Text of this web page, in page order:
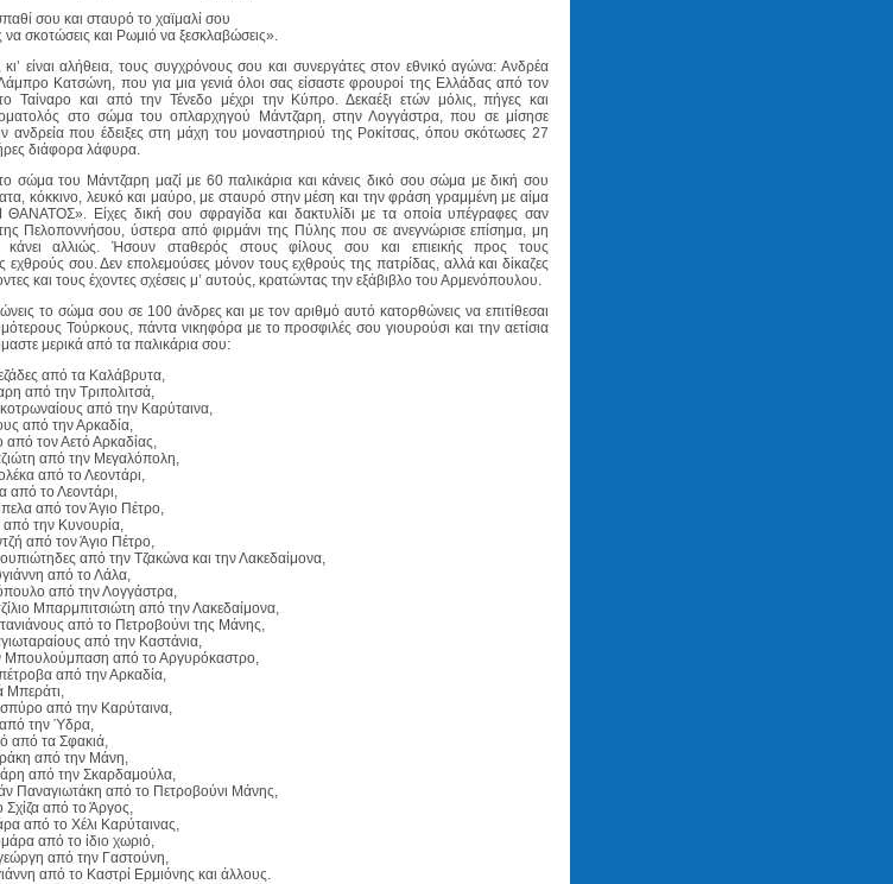
σου και σταυρό το χαϊμαλί σου
να σκοτώσεις και Ρωμιό να ξεσκλαβώσεις».
είναι αλήθεια, τους συγχρόνους σου και συνεργάτες στον εθνικό αγώνα: Ανδρέα
Κατσώνη, που για μια γενιά όλοι σας είσαστε φρουροί της Ελλάδας από τον
Ταίναρο και από την Τένεδο μέχρι την Κύπρο. Δεκαέξι ετών μόλις, πήγες και
στο σώμα του οπλαρχηγού Μάντζαρη, στην Λογγάστρα, που σε μίσησε
ανδρεία που έδειξες στη μάχη του μοναστηριού της Ροκίτσας, όπου σκότωσες 27
διάφορα λάφυρα.
σώμα του Μάντζαρη μαζί με 60 παλικάρια και κάνεις δικό σου σώμα με δική σου
κόκκινο, λευκό και μαύρο, με σταυρό στην μέση και την φράση γραμμένη με αίμα
Είχες δική σου σφραγίδα και δακτυλίδι με τα οποία υπέγραφες σαν
Πελοποννήσου, ύστερα από φιρμάνι της Πύλης που σε ανεγνώρισε επίσημα, μη
αλλιώς. Ήσουν σταθερός στους φίλους σου και επιεικής προς τους
εχθρούς σου. Δεν επολεμούσες μόνον τους εχθρούς της πατρίδας, αλλά και δίκαζες
και τους έχοντες σχέσεις μ’ αυτούς, κρατώντας την εξάβιβλο του Αρμενόπουλου.
το σώμα σου σε 100 άνδρες και με τον αριθμό αυτό κατορθώνεις να επιτίθεσαι
Τούρκους, πάντα νικηφόρα με το προσφιλές σου γιουρούσι και την αετίσια
μερικά από τα παλικάρια σου:
από τα Καλάβρυτα,
από την Τριπολιτσά,
από την Καρύταινα,
από την Αρκαδία,
από τον Αετό Αρκαδίας,
από την Μεγαλόπολη,
από το Λεοντάρι,
από το Λεοντάρι,
από τον Άγιο Πέτρο,
την Κυνουρία,
από τον Άγιο Πέτρο,
από την Τζακώνα και την Λακεδαίμονα,
από το Λάλα,
από την Λογγάστρα,
Μπαρμπιτσιώτη από την Λακεδαίμονα,
από το Πετροβούνι της Μάνης,
από την Καστάνια,
Μπουλούμπαση από το Αργυρόκαστρο,
από την Αρκαδία,
Μπεράτι,
από την Καρύταινα,
την Ύδρα,
από τα Σφακιά,
από την Μάνη,
από την Σκαρδαμούλα,
Παναγιωτάκη από το Πετροβούνι Μάνης,
Σχίζα από το Άργος,
από το Χέλι Καρύταινας,
από το ίδιο χωριό,
από την Γαστούνη,
από το Καστρί Ερμιόνης και άλλους.